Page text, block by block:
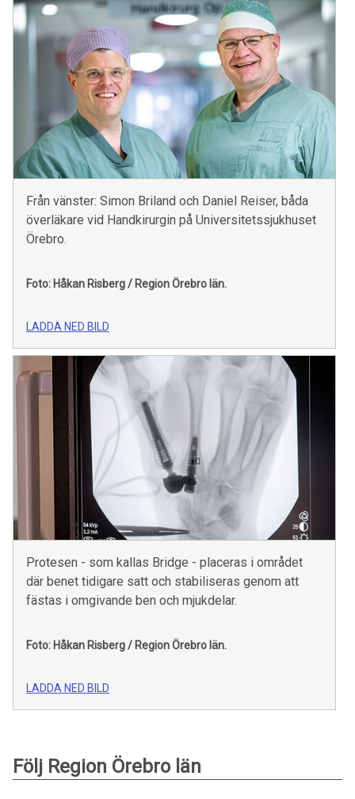
Från vänster: Simon Briland och Daniel Reiser, båda
överläkare vid Handkirurgin på Universitetssjukhuset
Örebro.
Foto: Håkan Risberg / Region Örebro län.
LADDA NED BILD
Protesen - som kallas Bridge - placeras i området
där benet tidigare satt och stabiliseras genom att
fästas i omgivande ben och mjukdelar.
Foto: Håkan Risberg / Region Örebro län.
LADDA NED BILD
Följ Region Örebro län